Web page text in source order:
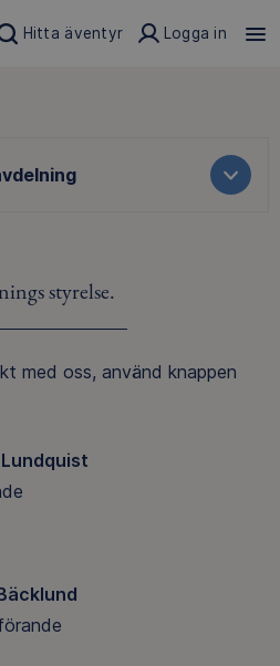
Hitta äventyr Logga in
styrelse.
med oss, använd knappen